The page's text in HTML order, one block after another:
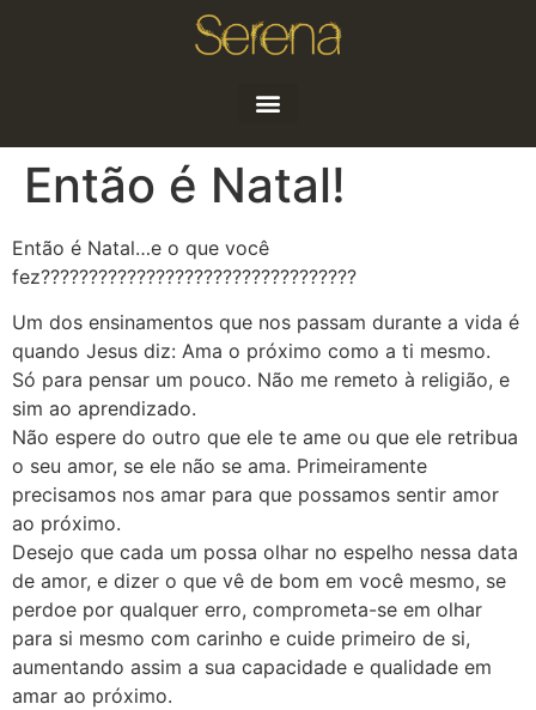
Então é Natal!
Então é Natal…e o que você
fez?????????????????????????????????
Um dos ensinamentos que nos passam durante a vida é
quando Jesus diz: Ama o próximo como a ti mesmo.
Só para pensar um pouco. Não me remeto à religião, e
sim ao aprendizado.
Não espere do outro que ele te ame ou que ele retribua
o seu amor, se ele não se ama. Primeiramente
precisamos nos amar para que possamos sentir amor
ao próximo.
Desejo que cada um possa olhar no espelho nessa data
de amor, e dizer o que vê de bom em você mesmo, se
perdoe por qualquer erro, comprometa-se em olhar
para si mesmo com carinho e cuide primeiro de si,
aumentando assim a sua capacidade e qualidade em
amar ao próximo.